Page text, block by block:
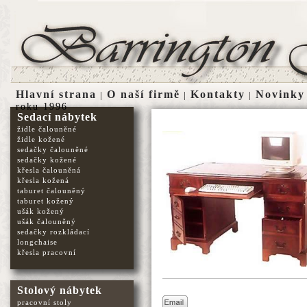
Sedací nábytek
židle čalouněné
židle kožené
sedačky čalouněné
sedačky kožené
křesla čalouněná
křesla kožená
taburet čalouněný
taburet kožený
ušák kožený
ušák čalouněný
sedačky rozkládací
longchaise
křesla pracovní
Stolový nábytek
pracovní stoly
Hlavní strana | O naší firmě | Kontakty | Novinky
roku 1996